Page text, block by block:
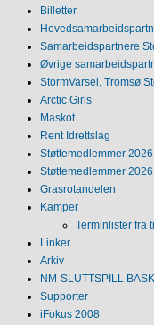
Billetter
Samarbeidspartnere
Øvrige
StormVarsel, Tromsø
Arctic Girls
Maskot
Rent Idrettslag
Støttemedlemmer 2026
Støttemedlemmer
Grasrotandelen
Kamper
Terminlister fra
Linker
Arkiv
NM‐SLUTTSPILL
Supporter
iFokus 2008